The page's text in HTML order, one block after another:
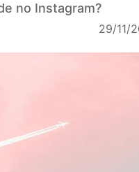
no Instagram?
29/11/